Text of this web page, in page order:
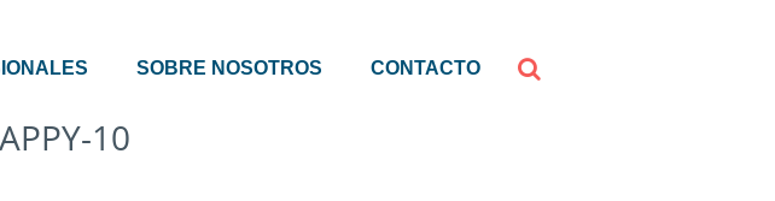
SOBRE NOSOTROS CONTACTO
10